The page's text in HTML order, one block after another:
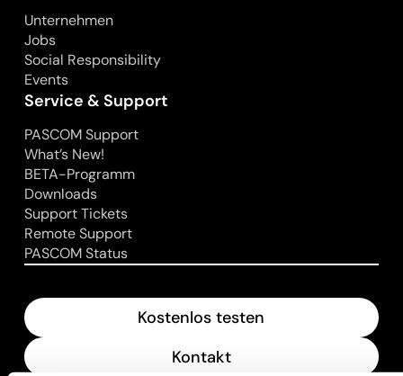
Unternehmen
Jobs
Social Responsibility
Events
Service & Support
PASCOM Support
What’s New!
BETA-Programm
Downloads
Support Tickets
Remote Support
PASCOM Status
Kostenlos testen
Kontakt